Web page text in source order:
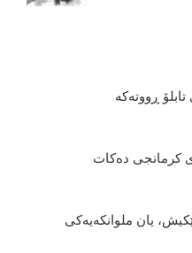
ڕووتەکە
كرمانجی ده‌كات
یان ملوانکەیەکی